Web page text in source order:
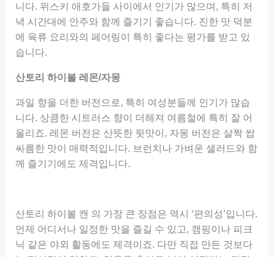
니다. 위스키 애호가들 사이에서 인기가 많으며, 특히 저
녁 시간대에 안주와 함께 즐기기 좋습니다. 진한 맛 덕분
에 육류 요리와의 페어링이 특히 좋다는 평가를 받고 있
습니다.
산토리 하이볼 레몬/자몽
과일 향을 더한 버전으로, 특히 여성분들께 인기가 많습
니다. 상큼한 시트러스 향이 더해져 여름철에 특히 잘 어
울리죠. 레몬 버전은 산뜻한 뒷맛이, 자몽 버전은 살짝 쌉
싸름한 맛이 매력적입니다. 브런치나 가벼운 샐러드와 함
께 즐기기에도 제격입니다.
산토리 하이볼 캔 의 가장 큰 장점은 역시 ‘편의성’입니다.
언제 어디서나 일정한 맛을 즐길 수 있고, 캠핑이나 피크
닉 같은 야외 활동에도 제격이죠. 다만 직접 만든 것보다